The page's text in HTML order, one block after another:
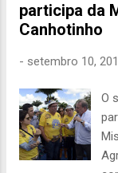
participa da
Canhotinho
- setembro 10,
O